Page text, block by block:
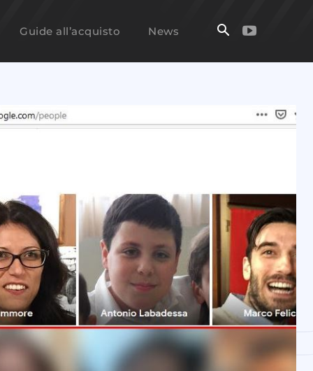
Guide all’acquisto News